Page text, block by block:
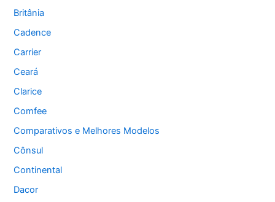
Britânia
Cadence
Carrier
Ceará
Clarice
Comfee
Comparativos e Melhores Modelos
Cônsul
Continental
Dacor